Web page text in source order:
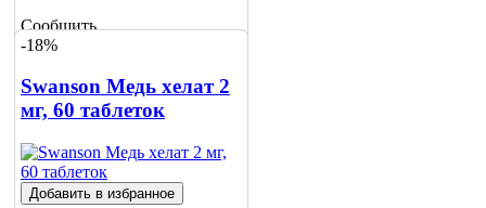
Сообщить
о наличии
-18%
Swanson Медь хелат 2
мг, 60 таблеток
Добавить в избранное